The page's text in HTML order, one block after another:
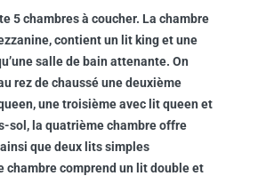
5 chambres à coucher. La chambre
contient un lit king et une
salle de bain attenante. On
rez de chaussé une deuxième
une troisième avec lit queen et
sol, la quatrième chambre offre
que deux lits simples
chambre comprend un lit double et